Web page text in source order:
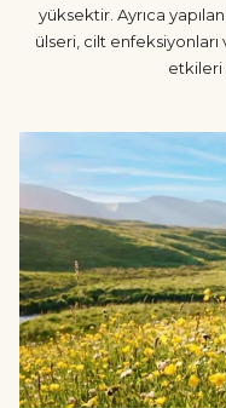
yüksektir. Ayrıca
ülseri, cilt enfeksiyonları
etkileri